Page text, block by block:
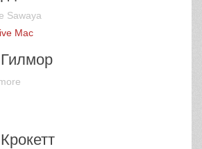
Sawaya
Mac